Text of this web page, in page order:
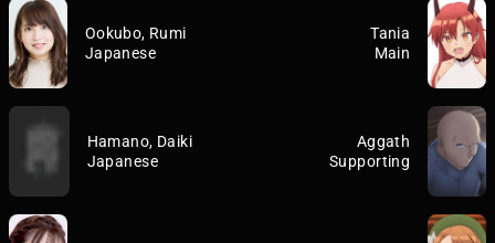
Ookubo, Rumi
Japanese
Tania
Main
Hamano, Daiki
Japanese
Aggath
Supporting